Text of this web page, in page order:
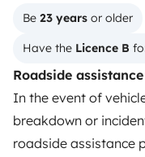
Be 23 years or older
Have the Licence B
Roadside assistance
In the event of
breakdown or
roadside assistance
Help Centre for
OWNERS
Create a listing
Rental Agreement